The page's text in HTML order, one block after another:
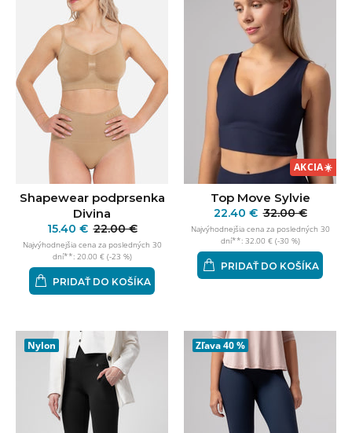
Shapewear podprsenka
Divina
15.40 € 22.00 €
Najvýhodnejšia cena za posledných 30
dní**: 20.00 € (-23 %)
PRIDAŤ DO KOŠÍKA
AKCIA☀️
Top Move Sylvie
22.40 € 32.00 €
Najvýhodnejšia cena za posledných 30
dní**: 32.00 € (-30 %)
PRIDAŤ DO KOŠÍKA
Nylon Zľava40 %